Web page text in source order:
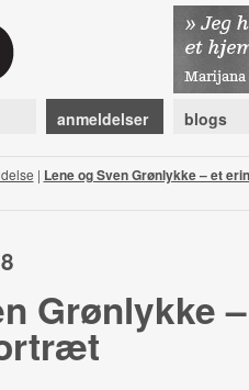
anmeldelser blogs
| Lene og Sven Grønlykke – et
Grønlykke